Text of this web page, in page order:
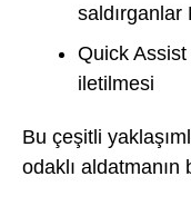
saldırganlar
Quick Assist
iletilmesi
Bu çeşitli
odaklı aldatmanın